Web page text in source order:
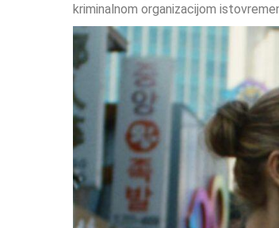
kriminalnom organizacijom